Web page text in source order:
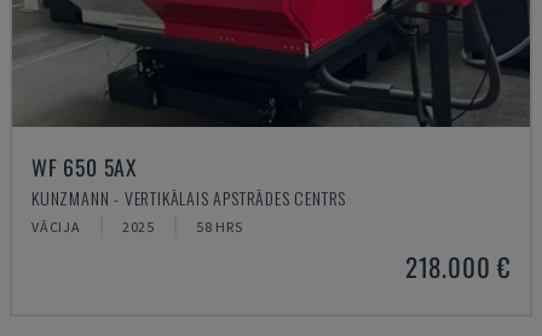
WF 650 5AX
KUNZMANN - VERTIKĀLAIS APSTRĀDES CENTRS
VĀCIJA 2025 58 HRS
218.000 €